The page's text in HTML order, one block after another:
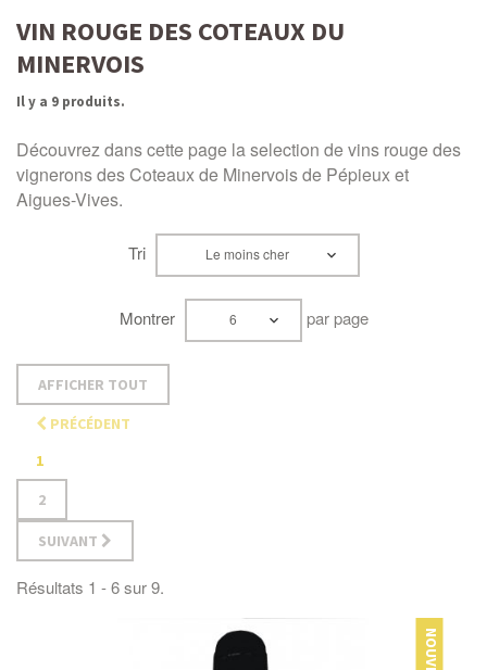
VIN ROUGE DES COTEAUX DU
MINERVOIS
Il y a 9 produits.
Découvrez dans cette page la selection de vins rouge des
vignerons des Coteaux de Minervois de Pépieux et
Aigues-Vives.
Tri Le moins cher
Montrer 6 par page
AFFICHER TOUT
PRÉCÉDENT
1
2
SUIVANT
Résultats 1 - 6 sur 9.